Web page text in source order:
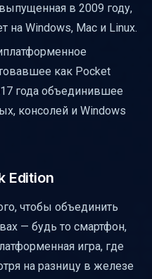
в 2009 году,
на Windows, Mac и Linux.
как Pocket
года объединившее
консолей и Windows
Edition
чтобы объединить
— будь то смартфон,
игра, где
на разницу в железе